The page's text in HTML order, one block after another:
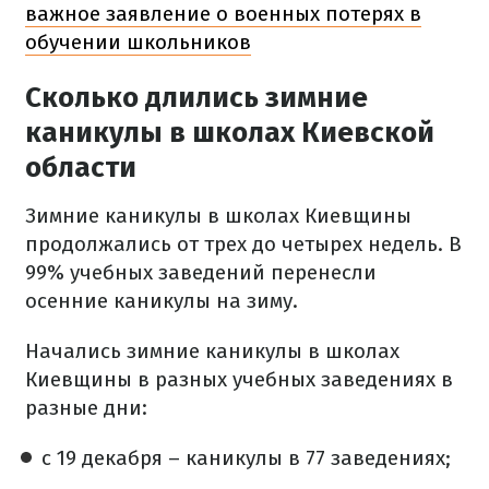
важное заявление о военных потерях в
обучении школьников
Сколько длились зимние
каникулы в школах Киевской
области
Зимние каникулы в школах Киевщины
продолжались от трех до четырех недель. В
99% учебных заведений перенесли
осенние каникулы на зиму.
Начались зимние каникулы в школах
Киевщины в разных учебных заведениях в
разные дни:
с 19 декабря – каникулы в 77 заведениях;